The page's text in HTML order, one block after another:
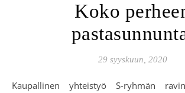
Koko
29 syyskuun, 2020
Kaupallinen yhteistyö S-ryhmän ravintolat / Rosso.